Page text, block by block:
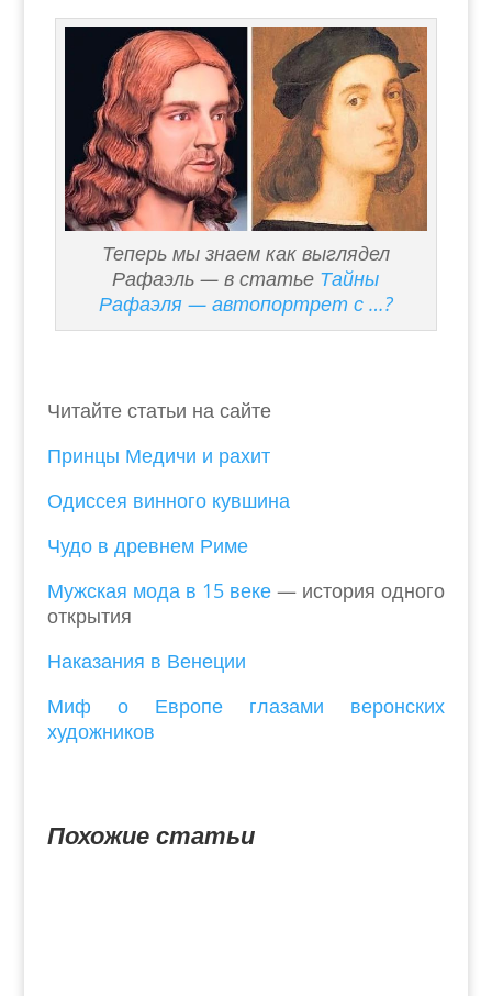
Теперь мы знаем как выглядел
Рафаэль — в статье Тайны
Рафаэля — автопортрет с …?
Читайте статьи на сайте
Принцы Медичи и рахит
Одиссея винного кувшина
Чудо в древнем Риме
Мужская мода в 15 веке — история одного
открытия
Наказания в Венеции
Миф о Европе глазами веронских
художников
Похожие статьи